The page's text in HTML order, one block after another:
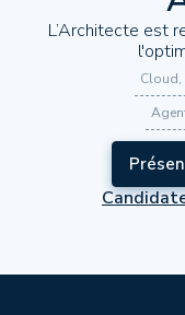
L’Architecte est
Cloud,